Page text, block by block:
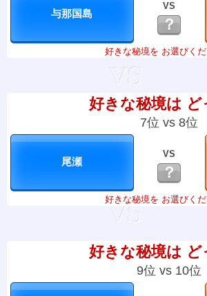
VS
？
好きな秘境を お選びくだ
好きな秘境は ど
7位 vs 8位
VS
？
好きな秘境を お選びくだ
好きな秘境は ど
9位 vs 10位